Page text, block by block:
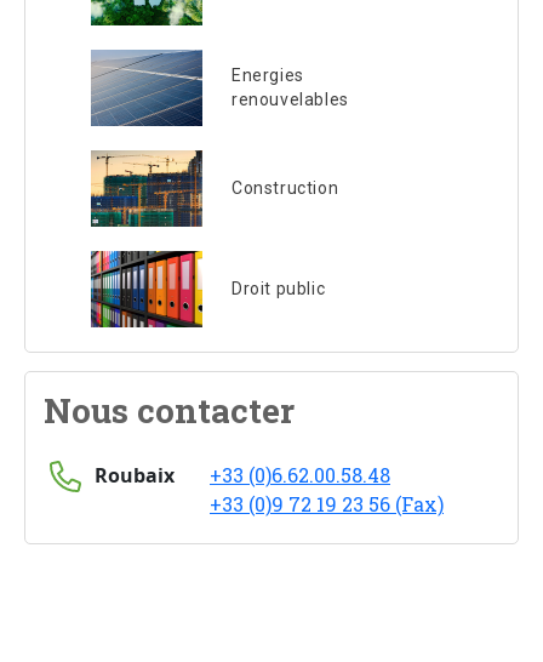
Energies
renouvelables
Construction
Droit public
Nous contacter
Roubaix
+33 (0)6.62.00.58.48
+33 (0)9 72 19 23 56 (Fax)